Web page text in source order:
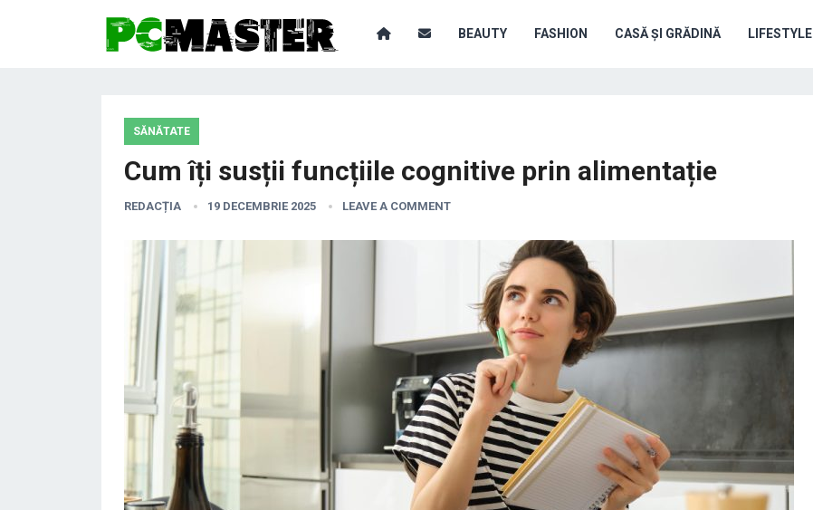
BEAUTY FASHION CASĂ ȘI GRĂDINĂ LIFESTYLE
SĂNĂTATE
Cum îți susții funcțiile cognitive prin alimentație
REDACȚIA 19 DECEMBRIE 2025 LEAVE A COMMENT